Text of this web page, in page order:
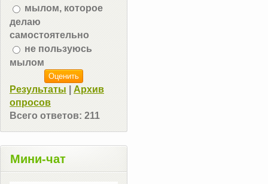
мылом, которое
делаю
самостоятельно
не пользуюсь
мылом
Результаты
Архив
опросов
Всего ответов: 211
Мини-чат